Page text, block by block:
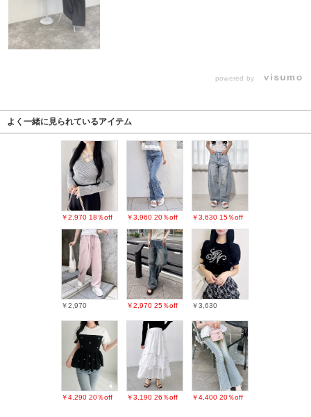
powered by
よく一緒に見られているアイテム
￥2,970 18％off ￥3,960 20％off ￥3,630 15％off
￥2,970 ￥2,970 25％off ￥3,630
￥4,290 20％off ￥3,190 26％off ￥4,400 20％off